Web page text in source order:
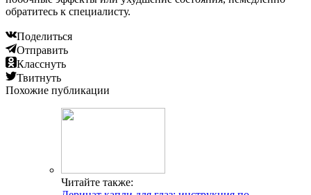
обратитесь к специалисту.
Поделиться
Отправить
Класснуть
Твитнуть
Похожие публикации
Читайте также: